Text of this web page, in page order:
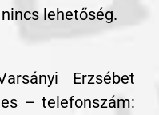
lehetőség.
Erzsébet
– telefonszám: